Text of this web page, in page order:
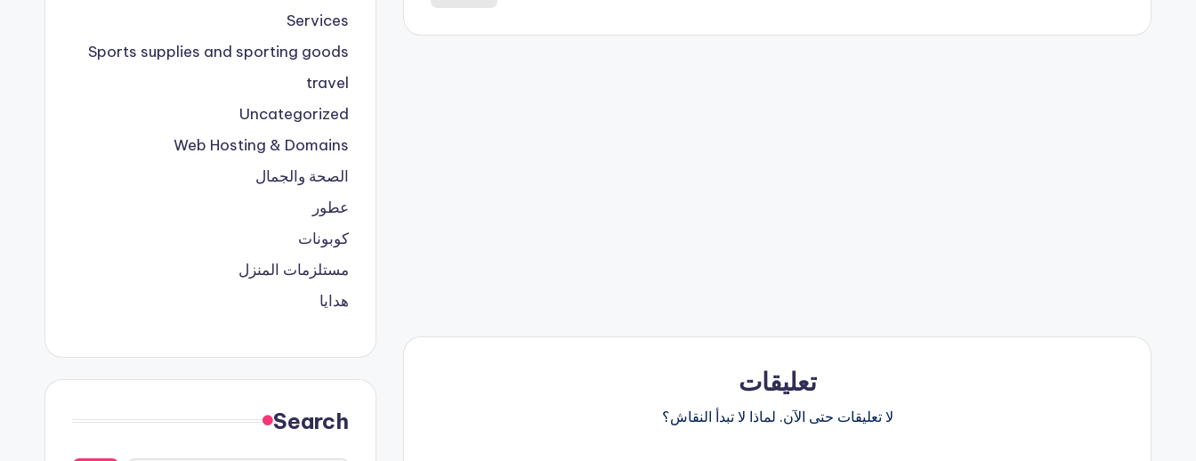
تعليقات
لا تعليقات حتى الآن. لماذا لا تبدأ النقاش؟
Services
Sports supplies and sporting goods
travel
Uncategorized
Web Hosting & Domains
الصحة والجمال
عطور
كوبونات
مستلزمات المنزل
هدايا
Search